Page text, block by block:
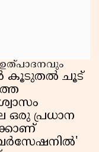
ഉത്പാദനവും
കൂടുതൽ ചൂട്
ഒരു പ്രധാന